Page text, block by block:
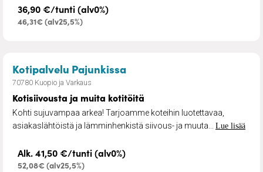
36,90 €/tunti (alv0%)
46,31€ (alv25,5%)
Kotipalvelu Pajunkissa– Kotisiivousta ja muita
70780 Kuopio ja Varkaus
Kotisiivousta ja muita kotitöitä
Kohti sujuvampaa arkea! Tarjoamme koteihin luotettavaa,
asiakaslähtöistä ja lämminhenkistä siivous- ja muuta... Lue lisää
Alk. 41,50 €/tunti (alv0%)
52,08€ (alv25,5%)